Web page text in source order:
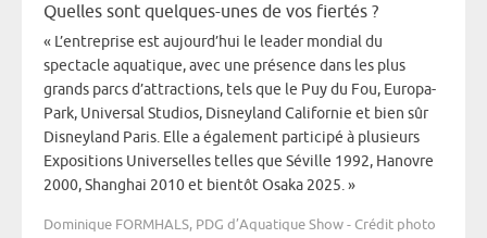
Quelles sont quelques-unes de vos fiertés ?
« L’entreprise est aujourd’hui le leader mondial du
spectacle aquatique, avec une présence dans les plus
grands parcs d’attractions, tels que le Puy du Fou, Europa-
Park, Universal Studios, Disneyland Californie et bien sûr
Disneyland Paris. Elle a également participé à plusieurs
Expositions Universelles telles que Séville 1992, Hanovre
2000, Shanghai 2010 et bientôt Osaka 2025. »
Dominique FORMHALS, PDG d’Aquatique Show - Crédit photo